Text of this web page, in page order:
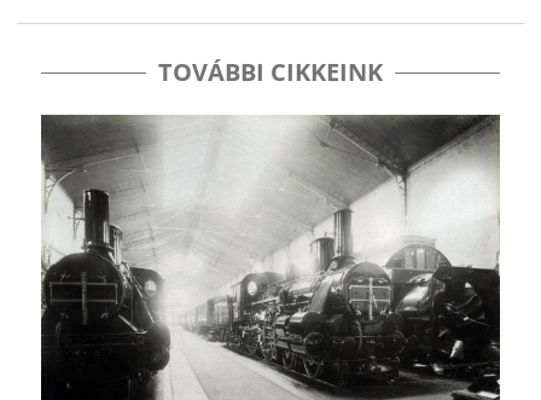
TOVÁBBI CIKKEINK